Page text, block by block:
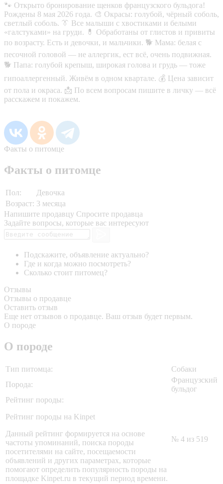
🐾 Открыто бронирование щенков французского бульдога!
Рождены 8 мая 2026 года. 🎨 Окрасы: голубой, чёрный соболь,
светлый соболь. 👔 Все малыши с хвостиками и белыми
«галстуками» на груди. 💊 Обработаны от глистов и привиты
по возрасту. Есть и девочки, и мальчики. 🐕 Мама: белая с
песочной головой — не аллергик, ест всё, очень подвижная.
🐕 Папа: голубой крепыш, широкая голова и грудь — тоже
гипоаллергенный. Живём в одном квартале. 💰 Цена зависит
от пола и окраса. 📩 По всем вопросам пишите в личку — всё
расскажем и покажем.
Факты о питомце
Факты о питомце
Пол:
Девочка
Возраст: 3 месяца
Напишите продавцу Спросите продавца
Задайте вопросы, которые вас интересуют
Подскажите, объявление актуально?
Где и когда можно посмотреть?
Сколько стоит питомец?
Отзывы
Отзывы о продавце
Оставить отзыв
Еще нет отзывов о продавце. Ваш отзыв будет первым.
О породе
О породе
Тип питомца:
Собаки
Порода:
Французский
бульдог
Рейтинг породы:
Рейтинг породы на Kinpet
Данный рейтинг формируется на основе
частоты упоминаний, поиска породы
посетителями на сайте, посещаемости
объявлений и других параметрах, которые
помогают определить популярность породы на
площадке Kinpet.ru в текущий период времени.
№ 4 из 519